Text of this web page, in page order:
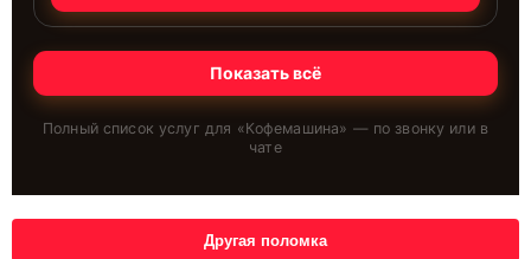
Показать всё
Полный список услуг для «Кофемашина» — по звонку или в
чате
Другая поломка